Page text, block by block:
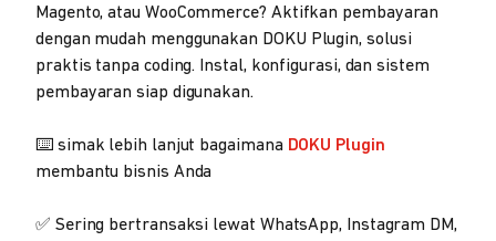
Magento, atau WooCommerce? Aktifkan pembayaran
dengan mudah menggunakan DOKU Plugin, solusi
praktis tanpa coding. Instal, konfigurasi, dan sistem
pembayaran siap digunakan.
⌨️ simak lebih lanjut bagaimana DOKU Plugin
membantu bisnis Anda
✅ Sering bertransaksi lewat WhatsApp, Instagram DM,